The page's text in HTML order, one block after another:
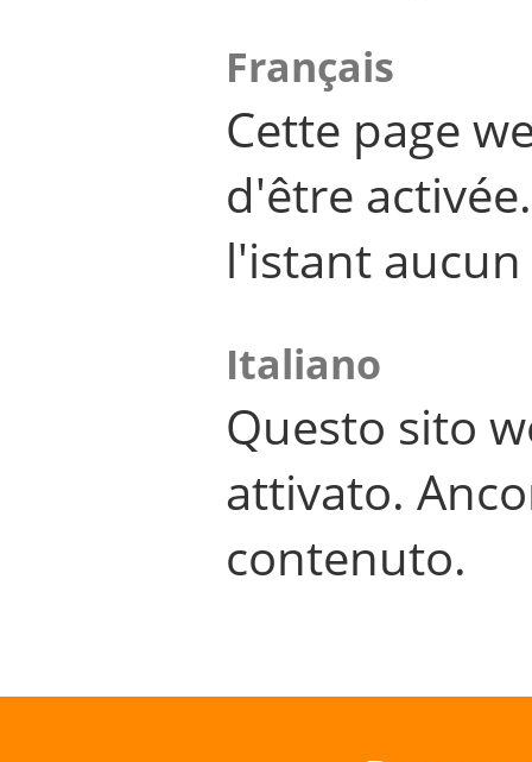
Français
Cette page
d'être
l'istant
Italiano
Questo sito
attivato.
contenuto.